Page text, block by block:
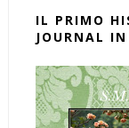
IL PRIMO
JOURNAL